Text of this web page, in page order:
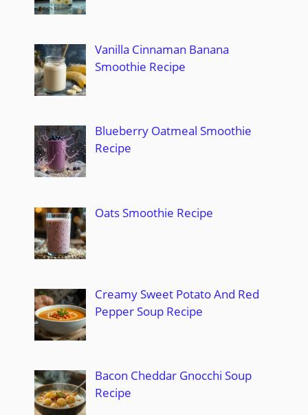
Vanilla Cinnaman Banana
Smoothie Recipe
Blueberry Oatmeal Smoothie
Recipe
Oats Smoothie Recipe
Creamy Sweet Potato And Red
Pepper Soup Recipe
Bacon Cheddar Gnocchi Soup
Recipe